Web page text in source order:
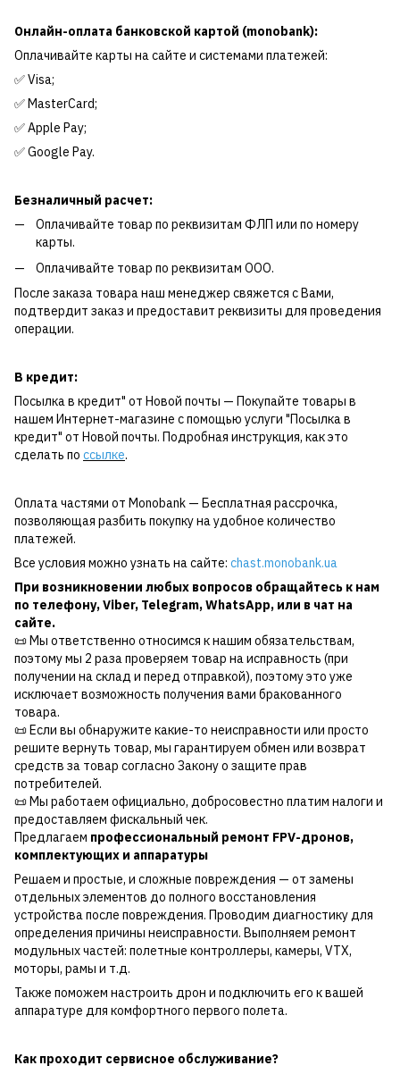
Онлайн-оплата банковской картой (monobank):
Оплачивайте карты на сайте и системами платежей:
✅ Visa;
✅ MasterCard;
✅ Apple Pay;
✅ Google Pay.
Безналичный расчет:
Оплачивайте товар по реквизитам ФЛП или по номеру
карты.
Оплачивайте товар по реквизитам ООО.
После заказа товара наш менеджер свяжется с Вами,
подтвердит заказ и предоставит реквизиты для проведения
операции.
В кредит:
Посылка в кредит" от Новой почты — Покупайте товары в
нашем Интернет-магазине с помощью услуги "Посылка в
кредит" от Новой почты. Подробная инструкция, как это
сделать по ссылке.
Оплата частями от Monobank — Бесплатная рассрочка,
позволяющая разбить покупку на удобное количество
платежей.
Все условия можно узнать на сайте: chast.monobank.ua
При возникновении любых вопросов обращайтесь к нам
по телефону,Viber, Telegram,WhatsApp, или в чат на
сайте.
📜 Мы ответственно относимся к нашим обязательствам,
поэтому мы 2 раза проверяем товар на исправность (при
получении на склад и перед отправкой), поэтому это уже
исключает возможность получения вами бракованного
товара.
📜 Если вы обнаружите какие-то неисправности или просто
решите вернуть товар, мы гарантируем обмен или возврат
средств за товар согласно Закону о защите прав
потребителей.
📜 Мы работаем официально, добросовестно платим налоги и
предоставляем фискальный чек.
Предлагаем профессиональный ремонт FPV-дронов,
комплектующих и аппаратуры
Решаем и простые, и сложные повреждения — от замены
отдельных элементов до полного восстановления
устройства после повреждения. Проводим диагностику для
определения причины неисправности. Выполняем ремонт
модульных частей: полетные контроллеры, камеры, VTX,
моторы, рамы и т.д.
Также поможем настроить дрон и подключить его к вашей
аппаратуре для комфортного первого полета.
Как проходит сервисное обслуживание?